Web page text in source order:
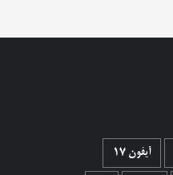
آیفون 17